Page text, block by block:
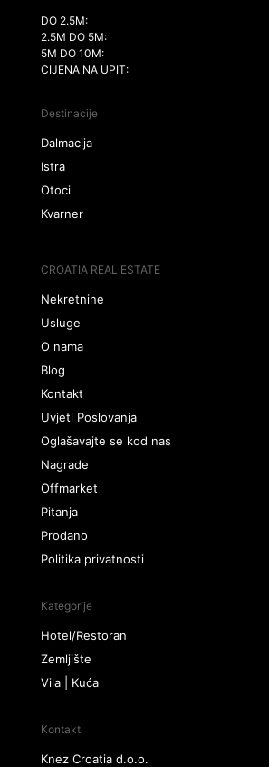
DO 2.5M:
2.5M DO 5M:
5M DO 10M:
CIJENA NA UPIT:
Destinacije
Dalmacija
Istra
Otoci
Kvarner
CROATIA REAL ESTATE
Nekretnine
Usluge
O nama
Blog
Kontakt
Uvjeti Poslovanja
Oglašavajte se kod nas
Nagrade
Offmarket
Pitanja
Prodano
Politika privatnosti
Kategorije
Hotel/Restoran
Zemljište
Vila | Kuća
Kontakt
Knez Croatia d.o.o.